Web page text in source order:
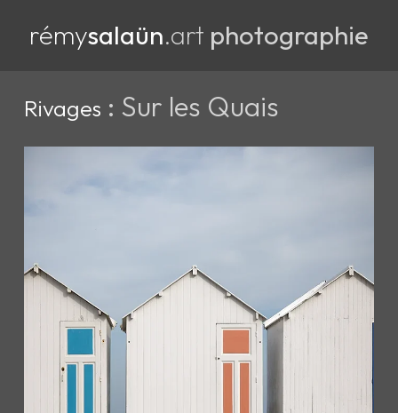
rémysalaün.art photographie
Rivages : Sur les Quais